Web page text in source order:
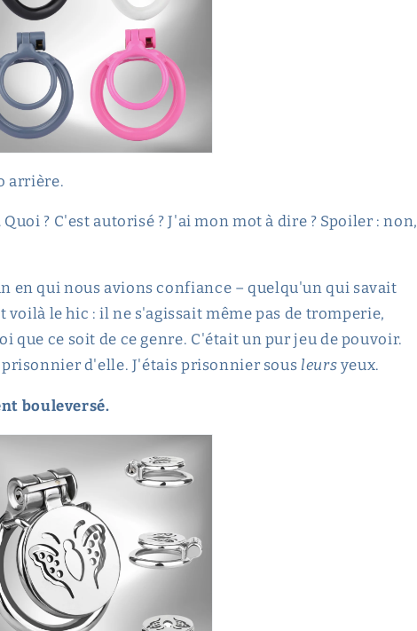
arrière.
? C'est autorisé ? J'ai mon mot à dire ? Spoiler : non,
en qui nous avions confiance – quelqu'un qui savait
voilà le hic : il ne s'agissait même pas de tromperie,
que ce soit de ce genre. C'était un pur jeu de pouvoir.
d'elle. J'étais prisonnier sousleurs yeux.
bouleversé.